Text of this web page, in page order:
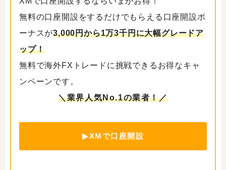
無料の口座開設をするだけでもらえる口座開設ボ
ーナスが3,000円から1万3千円に大幅グレードア
ップ！
無料で海外FXトレードに挑戦できるお得なキャ
ンペーンです。
＼業界人気No.1の業者！／
▶XMで口座開設